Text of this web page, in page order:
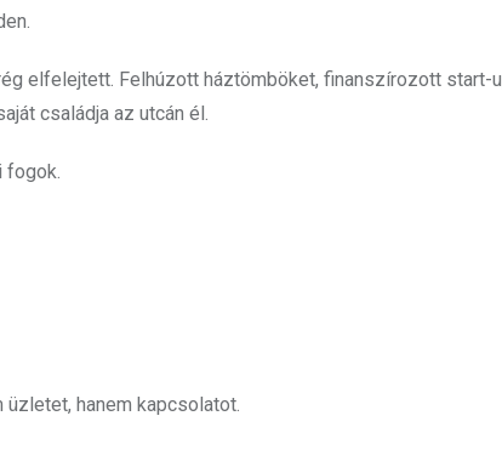
elfelejtett. Felhúzott háztömböket, finanszírozott start-
családja az utcán él.
fogok.
hanem kapcsolatot.